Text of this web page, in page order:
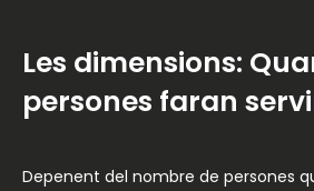
Les dimensions:
persones faran
Depenent del nombre de persones